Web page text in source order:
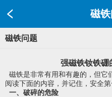
磁
磁铁问题
强磁铁钕铁硼
磁铁是非常有用和有趣的，但它
阅读下面的内容，并记住，安全第
一、破碎的危险